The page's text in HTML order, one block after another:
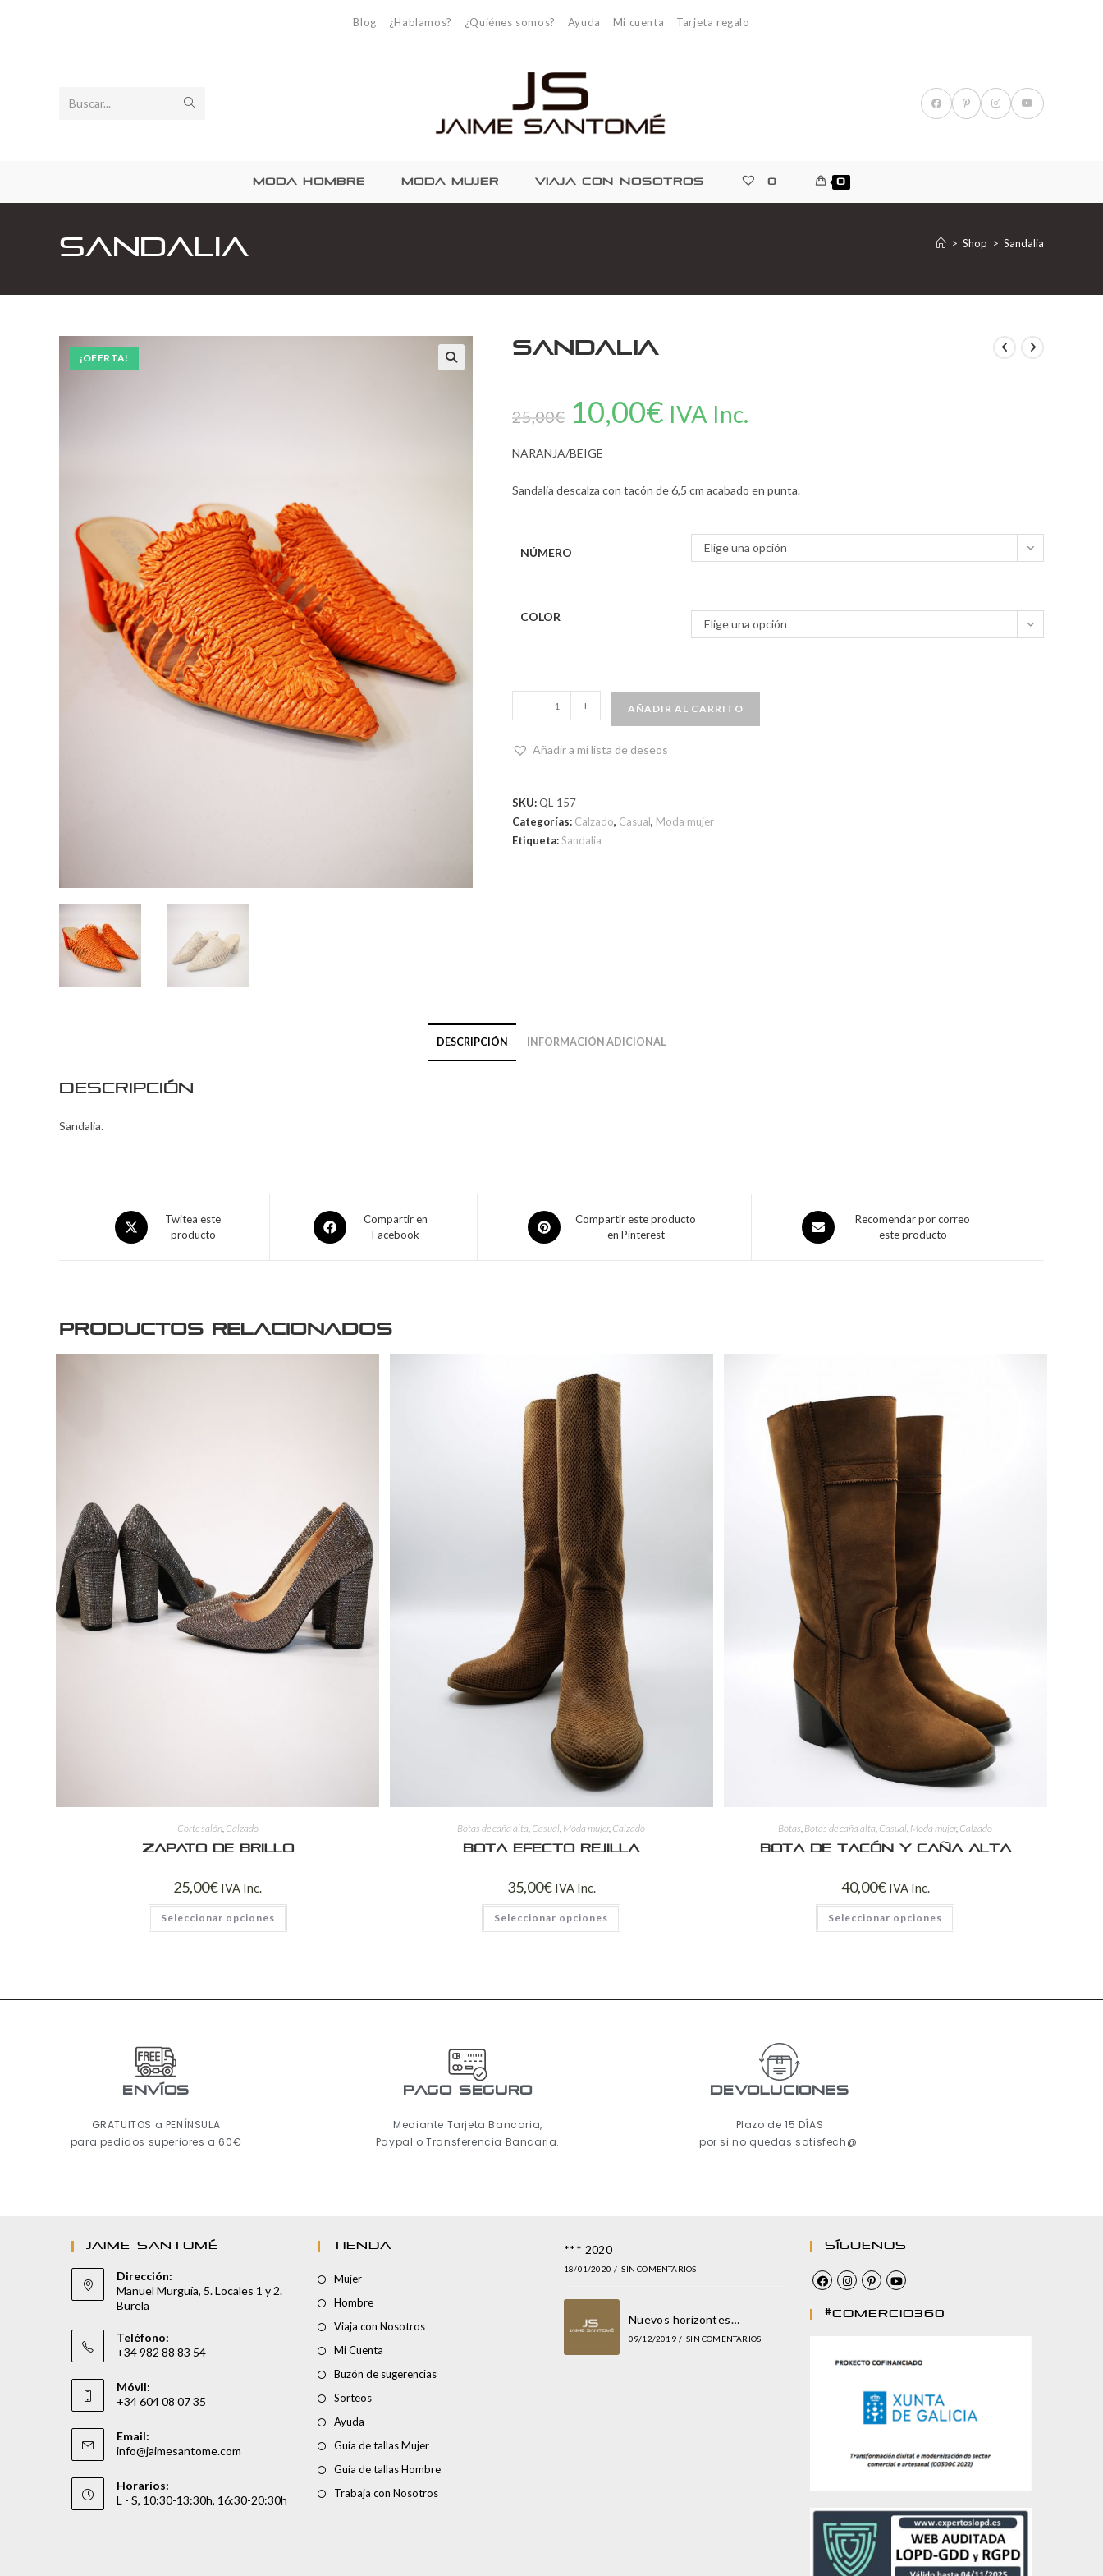
Blog ¿Hablamos? ¿Quiénes somos? Ayuda Mi cuenta Tarjeta regalo
Buscar...
MODA HOMBRE MODA MUJER VIAJA CON NOSOTROS 0 0
Sandalia > Shop > Sandalia
¡OFERTA! Sandalia
25,00€ 10,00€ IVA Inc.
NARANJA/BEIGE
Sandalia descalza con tacón de 6,5 cm acabado en punta.
NÚMERO Elige una opción
COLOR
Elige una opción
- + AÑADIR AL CARRITO
Añadir a mi lista de deseos
SKU:QL-157
Categorías: Calzado, Casual, Moda mujer
Etiqueta:Sandalia
DESCRIPCIÓN INFORMACIÓN ADICIONAL
Descripción
Sandalia.
Twitea este
producto
Compartir en
Facebook
Compartir este producto
en Pinterest
Recomendar por correo
este producto
Productos relacionados
Corte salón, Calzado
Zapato de brillo
25,00€ IVA Inc.
Seleccionar opciones
Botas de caña alta Casual Moda mujer, Calzado
Bota efecto rejilla
35,00€ IVA Inc.
Seleccionar opciones
Botas Botas de caña alta Casual Moda mujer, Calzado
Bota de tacón y caña alta
40,00€ IVA Inc.
Seleccionar opciones
ENVÍOS
GRATUITOS a PENÍNSULA
para pedidos superiores a 60€
pago seguro
Mediante Tarjeta Bancaria,
Paypal o Transferencia Bancaria.
Devoluciones
Plazo de 15 DÍAS
por si no quedas satisfech@.
JAIME SANTOMÉ
Dirección:
Manuel Murguía, 5. Locales 1 y 2.
Burela
Teléfono:
+34 982 88 83 54
Móvil:
+34 604 08 07 35
Email:
info@jaimesantome.com
Horarios:
L - S, 10:30-13:30h, 16:30-20:30h
TIENDA
Mujer
Hombre
Viaja con Nosotros
Mi Cuenta
Buzón de sugerencias
Sorteos
Ayuda
Guía de tallas Mujer
Guía de tallas Hombre
Trabaja con Nosotros
*** 2020
18/01/2020 / SIN COMENTARIOS
Nuevos horizontes…
09/12/2019 / SIN COMENTARIOS
Síguenos
#comercio360